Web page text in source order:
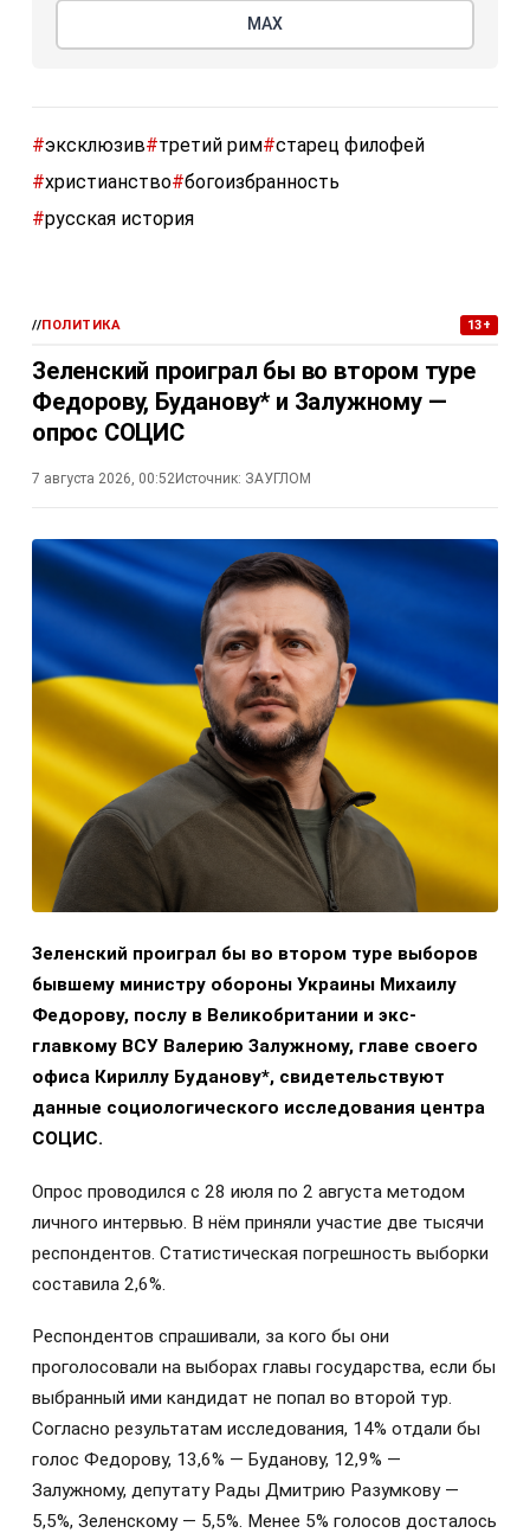
МАХ
#эксклюзив#третий рим#старец филофей
#христианство#богоизбранность
#русская история
//ПОЛИТИКА 13+
Зеленский проиграл бы во втором туре
Федорову, Буданову* и Залужному —
опрос СОЦИС
7 августа 2026, 00:52Источник: ЗАУГЛОМ
Зеленский проиграл бы во втором туре выборов
бывшему министру обороны Украины Михаилу
Федорову, послу в Великобритании и экс-
главкому ВСУ Валерию Залужному, главе своего
офиса Кириллу Буданову*, свидетельствуют
данные социологического исследования центра
СОЦИС.
Опрос проводился с 28 июля по 2 августа методом
личного интервью. В нём приняли участие две тысячи
респондентов. Статистическая погрешность выборки
составила 2,6%.
Респондентов спрашивали, за кого бы они
проголосовали на выборах главы государства, если бы
выбранный ими кандидат не попал во второй тур.
Согласно результатам исследования, 14% отдали бы
голос Федорову, 13,6% — Буданову, 12,9% —
Залужному, депутату Рады Дмитрию Разумкову —
5,5%, Зеленскому — 5,5%. Менее 5% голосов досталось